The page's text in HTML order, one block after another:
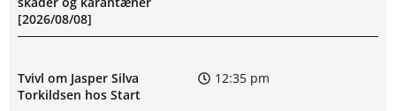
[2026/08/08]
Tvivl om Jasper Silva
Torkildsen hos Start
12:35 pm